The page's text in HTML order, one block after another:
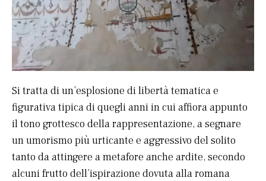
Si tratta di un’esplosione di libertà tematica e
figurativa tipica di quegli anni in cui affiora appunto
il tono grottesco della rappresentazione, a segnare
un umorismo più urticante e aggressivo del solito
tanto da attingere a metafore anche ardite, secondo
alcuni frutto dell’ispirazione dovuta alla romana